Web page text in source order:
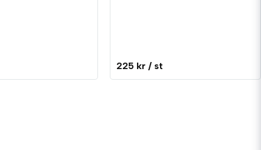
225 kr / st